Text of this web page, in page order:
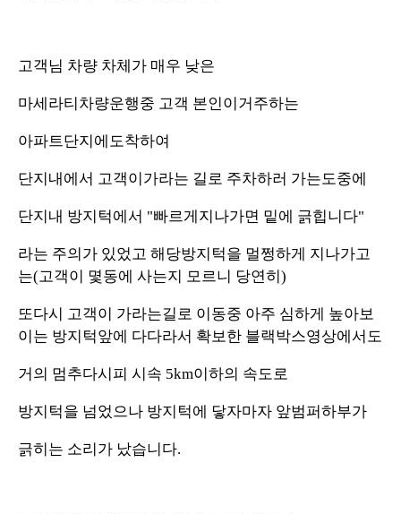
고객님 차량 차체가 매우 낮은
마세라티차량운행중 고객 본인이거주하는
아파트단지에도착하여
단지내에서 고객이가라는 길로 주차하러 가는도중에
단지내 방지턱에서 "빠르게지나가면 밑에 긁힙니다"
라는 주의가 있었고 해당방지턱을 멀쩡하게 지나가고
는(고객이 몇동에 사는지 모르니 당연히)
또다시 고객이 가라는길로 이동중 아주 심하게 높아보
이는 방지턱앞에 다다라서 확보한 블랙박스영상에서도
거의 멈추다시피 시속 5km이하의 속도로
방지턱을 넘었으나 방지턱에 닿자마자 앞범퍼하부가
긁히는 소리가 났습니다.